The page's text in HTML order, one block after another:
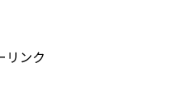
リンク